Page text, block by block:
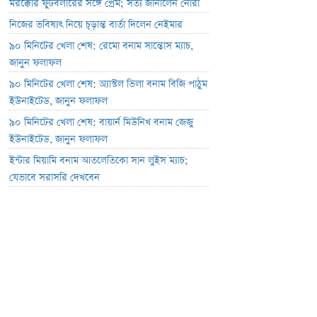
মরক্কোর ফুটবলারের সঙ্গে প্রেম; সত্য জানালেন নোরা
নিজের ভবিষ্যৎ নিয়ে চূড়ান্ত বার্তা দিলেন নেইমার
৯০ মিনিটের খেলা শেষ: রেমো বনাম সান্তোস ম্যাচ,
জানুন ফলাফল
৯০ মিনিটের খেলা শেষ: অ্যাস্টল ভিলা বনাম বিজি পাঠুম
ইউনাইটেড, জানুন ফলাফল
৯০ মিনিটের খেলা শেষ: বায়ার্ন মিউনিখ বনাম জেজু
ইউনাইটেড, জানুন ফলাফল
ইন্টার মিয়ামি বনাম আতলেতিকো সান লুইস ম্যাচ;
যেভাবে সরাসরি দেখবেন